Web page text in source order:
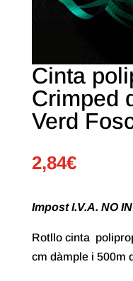
Cinta
Crimped
Verd
2,84€
Impost I.V.A. NO
Rotllo cinta
cm dàmple i 500m